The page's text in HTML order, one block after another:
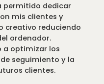
permitido dedicar
mis clientes y
creativo reduciendo
ordenador.
a optimizar los
seguimiento y la
clientes.